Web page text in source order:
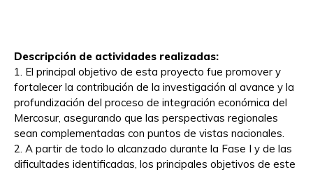
Descripción de actividades realizadas:
1. El principal objetivo de esta proyecto fue promover y
fortalecer la contribución de la investigación al avance y la
profundización del proceso de integración económica del
Mercosur, asegurando que las perspectivas regionales
sean complementadas con puntos de vistas nacionales.
2. A partir de todo lo alcanzado durante la Fase I y de las
dificultades identificadas, los principales objetivos de este